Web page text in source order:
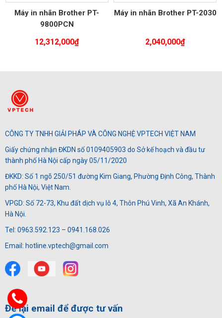
Máy in nhãn Brother PT-
9800PCN
12,312,000₫
Máy in nhãn Brother PT-2030
2,040,000₫
CÔNG TY TNHH GIẢI PHÁP VÀ CÔNG NGHỆ VPTECH VIỆT NAM
Giấy chứng nhận ĐKDN số 0109405903 do Sở kế hoạch và đầu tư
thành phố Hà Nội cấp ngày 05/11/2020
ĐKKD: Số 1 ngõ 250/51 đường Kim Giang, Phường Định Công, Thành
phố Hà Nội, Việt Nam.
VPGD: Số 72-73, Khu đất dịch vụ lô 4, Thôn Phú Vinh, Xã An Khánh,
Hà Nội.
Tel: 0963.592.123 – 0941.168.026
Email: hotline.vptech@gmail.com
Để lại email để được tư vấn